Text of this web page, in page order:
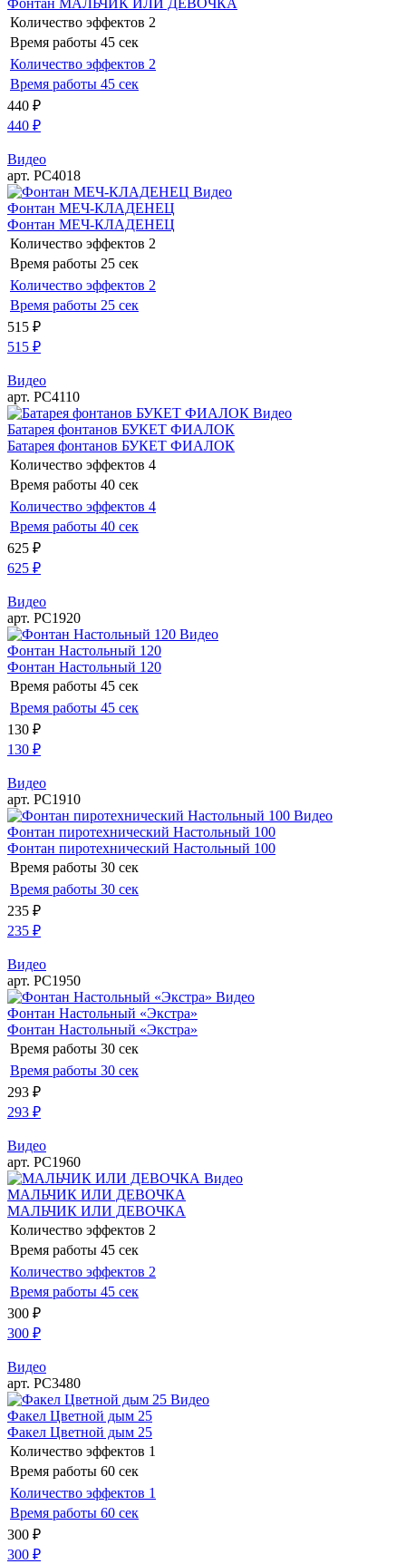
Количество эффектов 2
Время работы 45 сек
Количество эффектов 2
Время работы 45 сек
440 ₽
440 ₽
Видео
арт. РС4018
Видео
Фонтан МЕЧ-КЛАДЕНЕЦ
Фонтан МЕЧ-КЛАДЕНЕЦ
Количество эффектов 2
Время работы 25 сек
Количество эффектов 2
Время работы 25 сек
515 ₽
515 ₽
Видео
арт. РС4110
Видео
Батарея фонтанов БУКЕТ ФИАЛОК
Батарея фонтанов БУКЕТ ФИАЛОК
Количество эффектов 4
Время работы 40 сек
Количество эффектов 4
Время работы 40 сек
625 ₽
625 ₽
Видео
арт. РС1920
Видео
Фонтан Настольный 120
Фонтан Настольный 120
Время работы 45 сек
Время работы 45 сек
130 ₽
130 ₽
Видео
арт. РС1910
Видео
Фонтан пиротехнический Настольный 100
Фонтан пиротехнический Настольный 100
Время работы 30 сек
Время работы 30 сек
235 ₽
235 ₽
Видео
арт. РС1950
Видео
Фонтан Настольный «Экстра»
Фонтан Настольный «Экстра»
Время работы 30 сек
Время работы 30 сек
293 ₽
293 ₽
Видео
арт. РС1960
Видео
МАЛЬЧИК ИЛИ ДЕВОЧКА
МАЛЬЧИК ИЛИ ДЕВОЧКА
Количество эффектов 2
Время работы 45 сек
Количество эффектов 2
Время работы 45 сек
300 ₽
300 ₽
Видео
арт. РС3480
Видео
Факел Цветной дым 25
Факел Цветной дым 25
Количество эффектов 1
Время работы 60 сек
Количество эффектов 1
Время работы 60 сек
300 ₽
300 ₽